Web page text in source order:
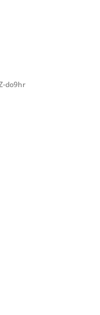
do9hr